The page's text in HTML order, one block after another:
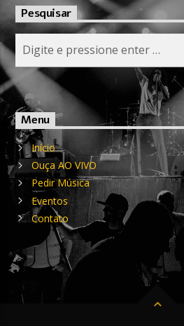
Pesquisar
Menu
Início
Ouça AO VIVO
Pedir Música
Eventos
Contato